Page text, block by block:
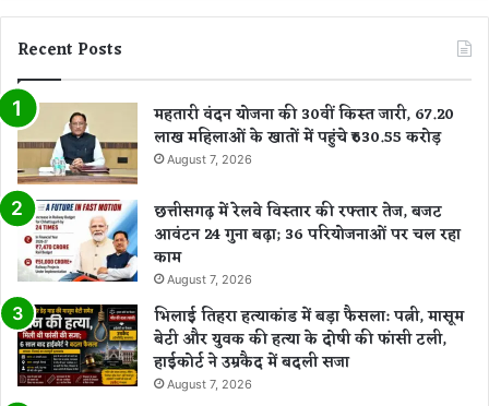
Recent Posts
महतारी वंदन योजना की 30वीं किस्त जारी, 67.20
लाख महिलाओं के खातों में पहुंचे ₹630.55 करोड़
August 7, 2026
छत्तीसगढ़ में रेलवे विस्तार की रफ्तार तेज, बजट
आवंटन 24 गुना बढ़ा; 36 परियोजनाओं पर चल रहा
काम
August 7, 2026
भिलाई तिहरा हत्याकांड में बड़ा फैसला: पत्नी, मासूम
बेटी और युवक की हत्या के दोषी की फांसी टली,
हाईकोर्ट ने उम्रकैद में बदली सजा
August 7, 2026